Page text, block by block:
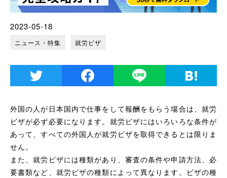
2023-05-18
ニュース・特集 就労ビザ
外国の人が日本国内で仕事をして報酬をもらう場合は、就労
ビザが必ず必要になります。就労ビザにはいろいろな条件が
あって、すべての外国人が就労ビザを取得できるとは限りま
せん。
また、就労ビザには種類があり、審査の条件や申請方法、必
要書類など、就労ビザの種類によって異なります。ビザの種